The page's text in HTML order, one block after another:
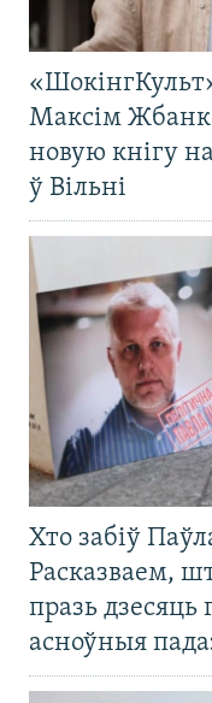
Максім
новую кнігу
ў Вільні
Хто забіў
Расказваем,
празь дзесяць
асноўныя